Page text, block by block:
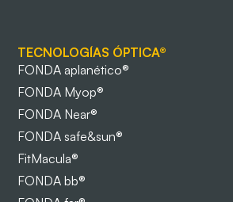
TECNOLOGÍAS ÓPTICA®
FONDA aplanético®
FONDA Myop®
FONDA Near®
FONDA safe&sun®
FitMacula®
FONDA bb®